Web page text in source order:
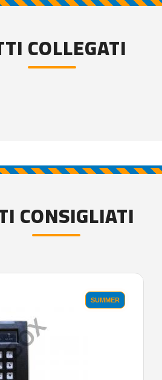
COLLEGATI
CONSIGLIATI
SUMMER